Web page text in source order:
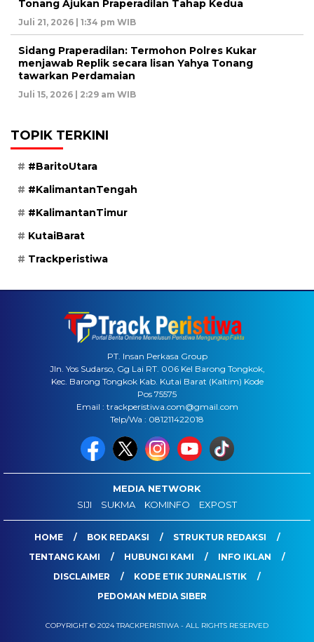
Tonang Ajukan Praperadilan Tahap Kedua
Juli 21, 2026 | 1:34 pm WIB
Sidang Praperadilan: Termohon Polres Kukar
menjawab Replik secara lisan Yahya Tonang
tawarkan Perdamaian
Juli 15, 2026 | 2:29 am WIB
TOPIK TERKINI
#BaritoUtara
#KalimantanTengah
#KalimantanTimur
KutaiBarat
Trackperistiwa
PT. Insan Perkasa Group
Jln. Yos Sudarso, Gg Lai RT. 006 Kel Barong Tongkok,
Kec. Barong Tongkok Kab. Kutai Barat (Kaltim) Kode
Pos 75575
Email : trackperistiwa.com@gmail.com
Telp/Wa : 081211422018
MEDIA NETWORK
SIJI
SUKMA KOMINFO EXPOST
HOME BOK REDAKSI
STRUKTUR REDAKSI
TENTANG KAMI
HUBUNGI KAMI
INFO IKLAN
DISCLAIMER
KODE ETIK JURNALISTIK
PEDOMAN MEDIA SIBER
COPYRIGHT © 2024 TRACKPERISTIWA - ALL RIGHTS RESERVED